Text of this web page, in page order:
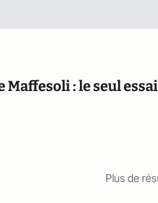
Maffesoli : le seul
Plus de